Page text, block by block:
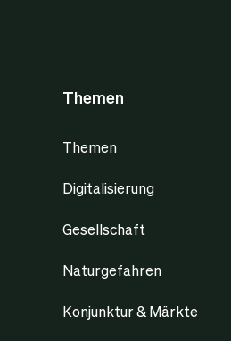
Themen
Themen
Digitalisierung
Gesellschaft
Naturgefahren
Konjunktur & Märkte